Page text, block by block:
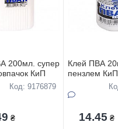
200мл. супер
КиП
Код: 9176879
₴
Клей ПВА
пензлем КиП
14.45 ₴